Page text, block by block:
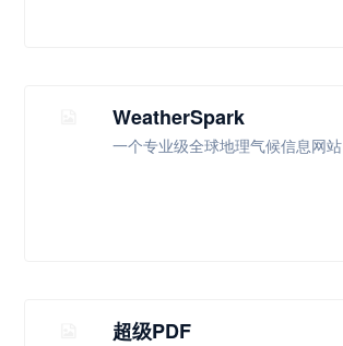
WeatherSpark
一个专业级全球地理气候信息网站
超级PDF